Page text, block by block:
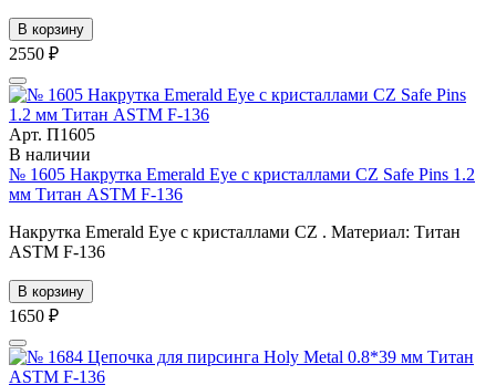
В корзину
2550 ₽
Арт. П1605
В наличии
№ 1605 Накрутка Emerald Eye с кристаллами CZ Safe Pins 1.2
мм Титан ASTM F-136
Накрутка Emerald Eye с кристаллами CZ . Материал: Титан
ASTM F-136
В корзину
1650 ₽